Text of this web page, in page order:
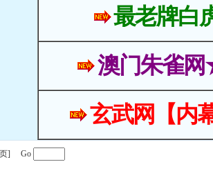
最老牌白
澳门朱雀
玄武网【内
页] Go